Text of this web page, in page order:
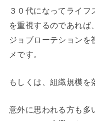
３０代になってライフ
を重視するのであれば
ジョブローテションを
メです。
もしくは、組織規模を
意外に思われる方も多